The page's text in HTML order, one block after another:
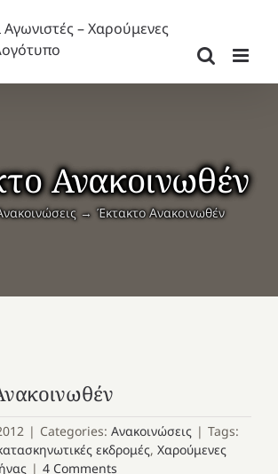
Ανακοινωθέν
Έκτακτο Ανακοινωθέν
| Categories: Ανακοινώσεις | Tags:
εκδρομές, Χαρούμενες
| 4 Comments